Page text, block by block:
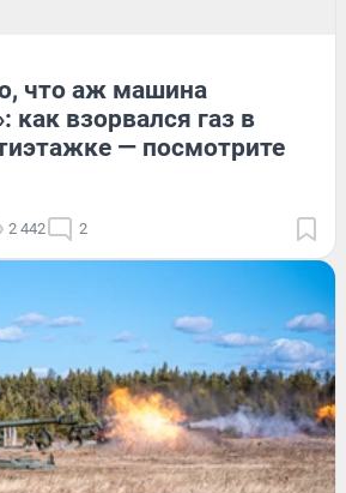
что аж машина
как взорвался газ в
— посмотрите
2 442 2